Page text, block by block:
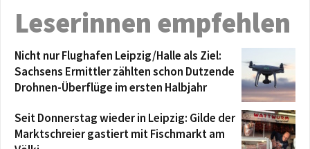
Leserinnen empfehlen
Nicht nur Flughafen Leipzig/Halle als Ziel:
Sachsens Ermittler zählten schon Dutzende
Drohnen-Überflüge im ersten Halbjahr
Seit Donnerstag wieder in Leipzig: Gilde der
Marktschreier gastiert mit Fischmarkt am